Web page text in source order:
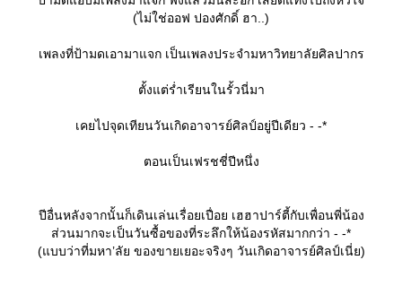
(ไม่ใช่ออฟ ปองศักดิ์ ฮา..)
เพลงที่ป้ามดเอามาแจก เป็นเพลงประจำมหาวิทยาลัยศิลปากร
ตั้งแต่ร่ำเรียนในรั้วนี่มา
เคยไปจุดเทียนวันเกิดอาจารย์ศิลป์อยู่ปีเดียว - -*
ตอนเป็นเฟรชชี่ปีหนึ่ง
ปีอื่นหลังจากนั้นก็เดินเล่นเรื่อยเปื่อย เฮฮาปาร์ตี้กับเพื่อนพี่น้อง
ส่วนมากจะเป็นวันซื้อของที่ระลึกให้น้องรหัสมากกว่า - -*
(แบบว่าที่มหา’ลัย ของขายเยอะจริงๆ วันเกิดอาจารย์ศิลป์เนี่ย)